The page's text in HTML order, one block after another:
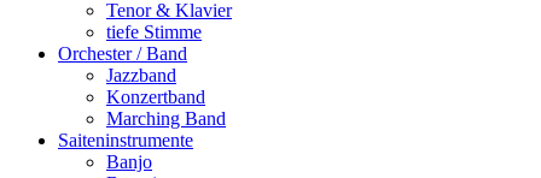
Tenor & Klavier
tiefe Stimme
Orchester / Band
Jazzband
Konzertband
Marching Band
Saiteninstrumente
Banjo